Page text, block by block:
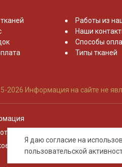
Я даю согласие на
пользовательской
Работы из
Наши
Способы
Типы тканей
2026 Информация на сайте не
персональных данных
соглашение